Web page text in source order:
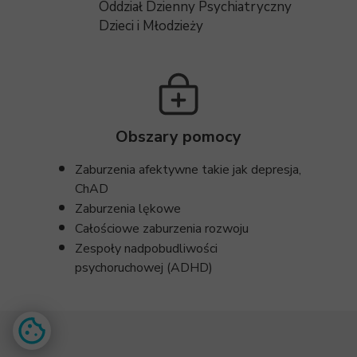
Obszary pomocy
Zaburzenia afektywne takie jak depresja,
ChAD
Zaburzenia lękowe
Całościowe zaburzenia rozwoju
Zespoły nadpobudliwości
psychoruchowej (ADHD)
Oddział Dzienny Psychiatryczny
Dzieci i Młodzieży